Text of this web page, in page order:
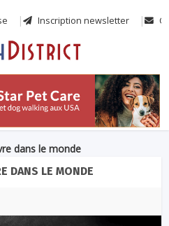
Inscription newsletter
dans le monde
DANS LE MONDE